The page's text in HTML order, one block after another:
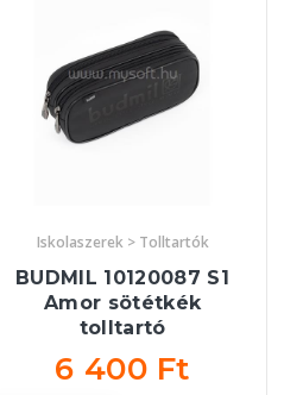
Iskolaszerek > Tolltartók
BUDMIL 10120087 S1
Amor sötétkék
tolltartó
6 400 Ft